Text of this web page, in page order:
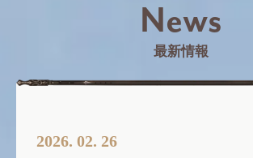
News
最新情報
2026. 02. 26